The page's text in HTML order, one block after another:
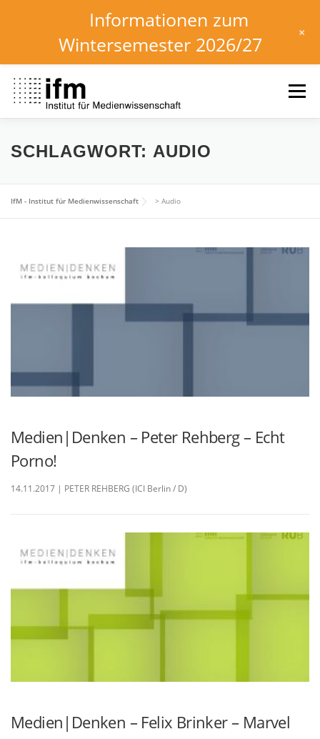
Inhalt
springen
Menü
HOME NEWS KALENDER
INSTITUT FORSCHUNG
SCHLAGWORT: AUDIO
IfM - Institut für Medienwissenschaft > Audio
Medien|Denken – Peter Rehberg – Echt
Porno!
14.11.2017 | PETER REHBERG (ICI Berlin / D)
Medien|Denken – Felix Brinker – Marvel
Informationen zum
Wintersemester 2026/27
+